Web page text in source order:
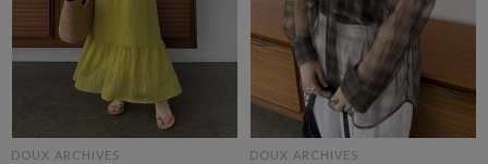
DOUX ARCHIVES DOUX ARCHIVES